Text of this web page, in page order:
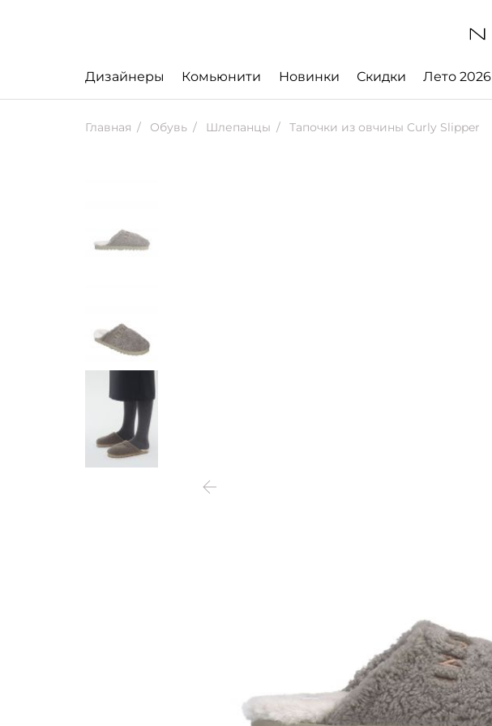
Дизайнеры Комьюнити Новинки Скидки Лето 2026
Главная Обувь Шлепанцы Тапочки из овчины Curly Slipper